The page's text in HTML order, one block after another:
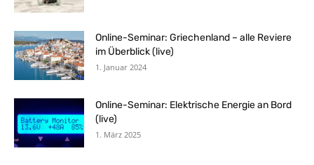
Online-Seminar: Griechenland – alle Reviere
im Überblick (live)
1. Januar 2024
Online-Seminar: Elektrische Energie an Bord
(live)
1. März 2025